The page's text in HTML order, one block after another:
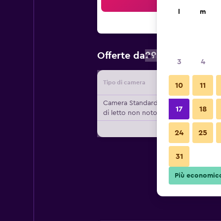
Offerte da29 €
Tipo di camera Fornitore
Camera Standard, Tipo
di letto non noto
m
3 4
10 11
17 18
24 25
31
Più